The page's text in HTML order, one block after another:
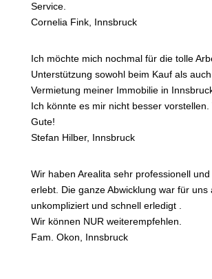
Service.
Cornelia Fink, Innsbruck
Ich möchte mich nochmal für die tolle
Unterstützung sowohl beim Kauf als
Vermietung meiner Immobilie in
Ich könnte es mir nicht besser
Gute!
Stefan Hilber, Innsbruck
Wir haben Arealita sehr professionell
erlebt. Die ganze Abwicklung war für uns
unkompliziert und schnell erledigt .
Wir können NUR weiterempfehlen.
Fam. Okon, Innsbruck